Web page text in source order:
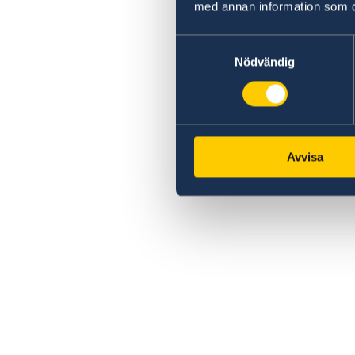
med annan information som
Nödvändig
Avvisa